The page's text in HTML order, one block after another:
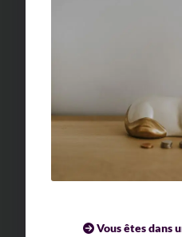
Vous êtes dans